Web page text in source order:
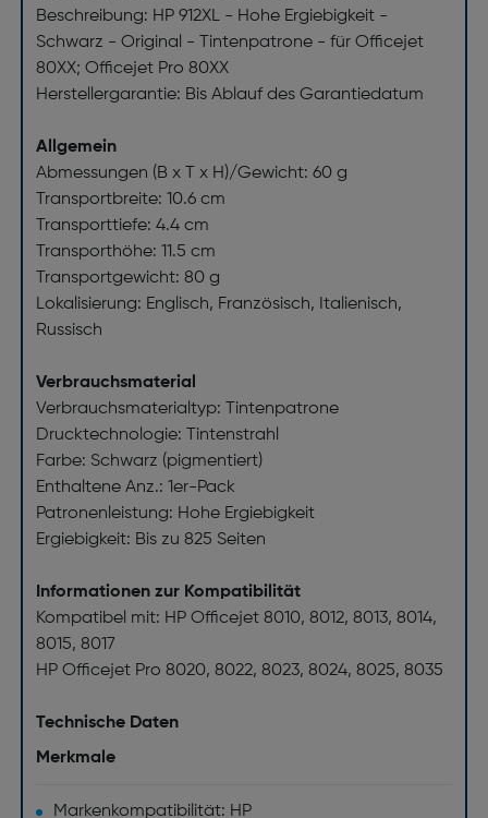
Beschreibung: HP 912XL - Hohe Ergiebigkeit -
Schwarz - Original - Tintenpatrone - für Officejet
80XX; Officejet Pro 80XX
Herstellergarantie: Bis Ablauf des Garantiedatum
Allgemein
Abmessungen (B x T x H)/Gewicht: 60 g
Transportbreite: 10.6 cm
Transporttiefe: 4.4 cm
Transporthöhe: 11.5 cm
Transportgewicht: 80 g
Lokalisierung: Englisch, Französisch, Italienisch,
Russisch
Verbrauchsmaterial
Verbrauchsmaterialtyp: Tintenpatrone
Drucktechnologie: Tintenstrahl
Farbe: Schwarz (pigmentiert)
Enthaltene Anz.: 1er-Pack
Patronenleistung: Hohe Ergiebigkeit
Ergiebigkeit: Bis zu 825 Seiten
Informationen zur Kompatibilität
Kompatibel mit: HP Officejet 8010, 8012, 8013, 8014,
8015, 8017
HP Officejet Pro 8020, 8022, 8023, 8024, 8025, 8035
Technische Daten
Merkmale
Markenkompatibilität: HP